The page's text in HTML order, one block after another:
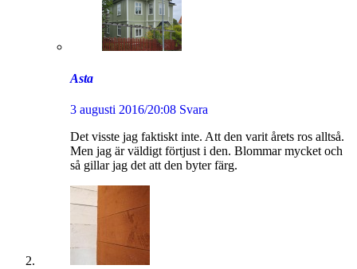
Asta
3 augusti 2016/20:08 Svara
Det visste jag faktiskt inte. Att den varit årets ros alltså.
Men jag är väldigt förtjust i den. Blommar mycket och
så gillar jag det att den byter färg.